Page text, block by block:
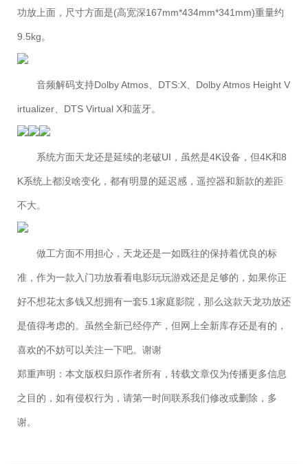
功放上面，尺寸方面是(高宽深167mm*434mm*341mm)重量约
9.5kg。
音频解码支持Dolby Atmos、DTS:X、Dolby Atmos Height V
irtualizer、DTS Virtual X和蓝牙。
系统方面天龙还是延续的老破UI，虽然是4K设备，但4K和8
K系统上都没啥变化，都有明显的延迟感，遥控器和新款的差距
不大。
做工方面不用担心，天龙还是一如既往的保持着优良的标
准，作为一款入门功放看看电影玩玩游戏还是足够的，如果你正
好不想花太多钱又想拥有一套5.1家庭影院，那么这款天龙功放还
是值得考虑的。虽然全新已经停产，但网上全新库存还是有的，
喜欢的不妨可以关注一下吧。谢谢
郑重声明：本文版权归原作者所有，转载文章仅为传播更多信息
之目的，如有侵权行为，请第一时间联系我们修改或删除，多
谢。